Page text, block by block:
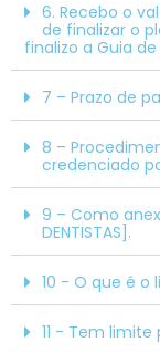
6. Recebo o
de finalizar o
finalizo a Guia
7 – Prazo de
8 –
credenciado
9 – Como
DENTISTAS].
10 - O que é o
11 - Tem